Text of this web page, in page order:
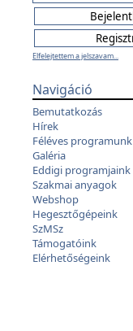
Elfelejtettem a jelszavam...
Navigáció
Bemutatkozás
Hírek
Féléves programunk
Galéria
Eddigi programjaink
Szakmai anyagok
Webshop
Hegesztőgépeink
SzMSz
Támogatóink
Elérhetőségeink